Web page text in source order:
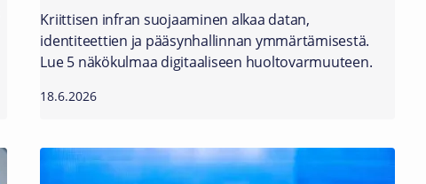
Kriittisen infran suojaaminen alkaa datan,
identiteettien ja pääsynhallinnan ymmärtämisestä.
Lue 5 näkökulmaa digitaaliseen huoltovarmuuteen.
18.6.2026